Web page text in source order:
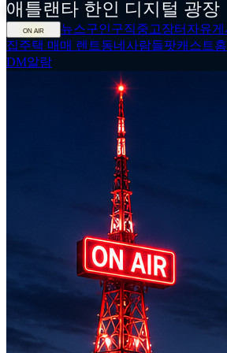
애틀랜타 한인 디지털 광장
ON AIR 뉴스구인구직중고장터 자유
집주택 매매 렌트동네사람들팟캐스트홈
DM알람